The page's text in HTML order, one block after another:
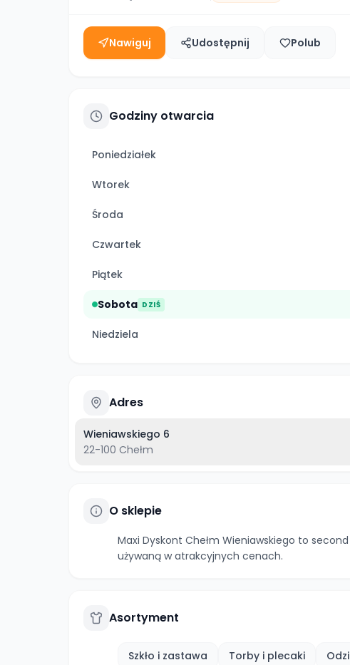
Nawiguj Udostępnij Polub
Godziny otwarcia
Poniedziałek
Wtorek
Środa
Czwartek
Piątek
Sobota DZIŚ
Niedziela
Adres
Wieniawskiego 6
22-100 Chełm
O sklepie
Maxi Dyskont Chełm Wieniawskiego to
używaną w atrakcyjnych cenach.
Asortyment
Szkło i zastawa Torby i plecaki